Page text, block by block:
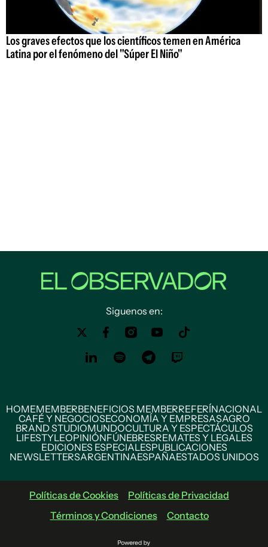
Los graves efectos que los científicos temen en América
Latina por el fenómeno del "Súper El Niño"
Siguenos en:
HOMEMEMBERBENEFICIOS MEMBERREFERÍNACIONAL
CAFÉ Y NEGOCIOSECONOMÍA Y EMPRESASAGRO
BRAND STUDIOMUNDOCULTURA Y ESPECTÁCULOS
LIFESTYLEOPINIÓNFÚNEBRESREMATES Y LEGALES
EDICIONES ESPECIALESPUBLICACIONES
NEWSLETTERSARGENTINAESPAÑAESTADOS UNIDOS
Políticas de Cookies
Políticas de Privacidad
Términos y Condiciones
Contacto